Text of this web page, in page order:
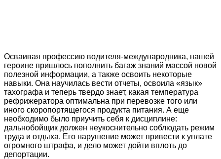
Осваивая профессию водителя-международника, нашей
героине пришлось пополнить багаж знаний массой новой
полезной информации, а также освоить некоторые
навыки. Она научилась вести отчеты, освоила «язык»
тахографа и теперь твердо знает, какая температура
рефрижератора оптимальна при перевозке того или
иного скоропортящегося продукта питания. А еще
необходимо было приучить себя к дисциплине:
дальнобойщик должен неукоснительно соблюдать режим
труда и отдыха. Его нарушение может привести к уплате
огромного штрафа, и дело может дойти вплоть до
депортации.